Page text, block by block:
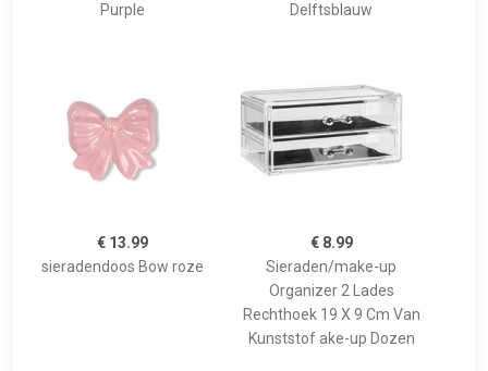
Purple
Delftsblauw
€ 13.99
sieradendoos Bow roze
€ 8.99
Sieraden/make-up
Organizer 2 Lades
Rechthoek 19 X 9 Cm Van
Kunststof ake-up Dozen